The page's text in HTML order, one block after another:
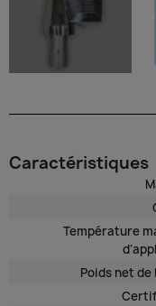
Caractéristiques
Température
Poids net